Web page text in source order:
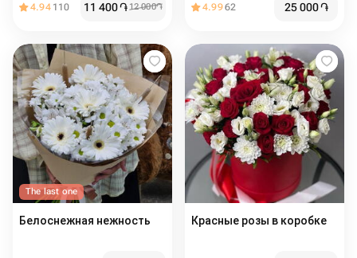
4.94 110 11 400֏12 000֏ 4.9962 25 000֏
The last one
Белоснежная нежность Красные розы в коробке